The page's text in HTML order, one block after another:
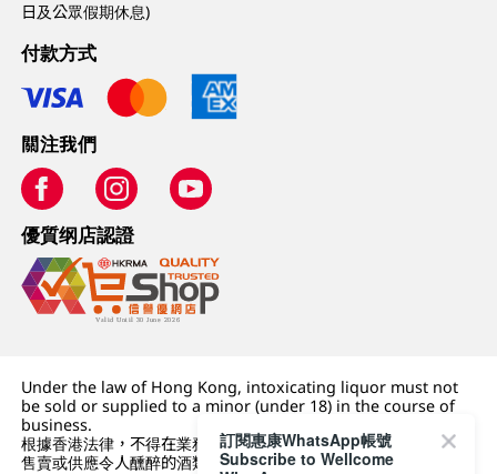
日及公眾假期休息)
付款方式
關注我們
優質纲店認證
Under the law of Hong Kong, intoxicating liquor must not
be sold or supplied to a minor (under 18) in the course of
business.
根據香港法律，不得在業務過程中，向未成年人 (18 歲以下人士)
售賣或供應令人醺醉的酒類。
訂閱惠康WhatsApp帳號
Subscribe to Wellcome